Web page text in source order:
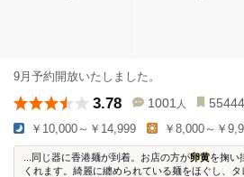
9月予約開放いたしました。
3.78 1001 人 55444
￥10,000～￥14,999 ￥8,000～￥
...同じ器に香港麺が到着。お店の方が卵黄を掬い
くれます。綺麗に纏められている麺をほぐし、タ